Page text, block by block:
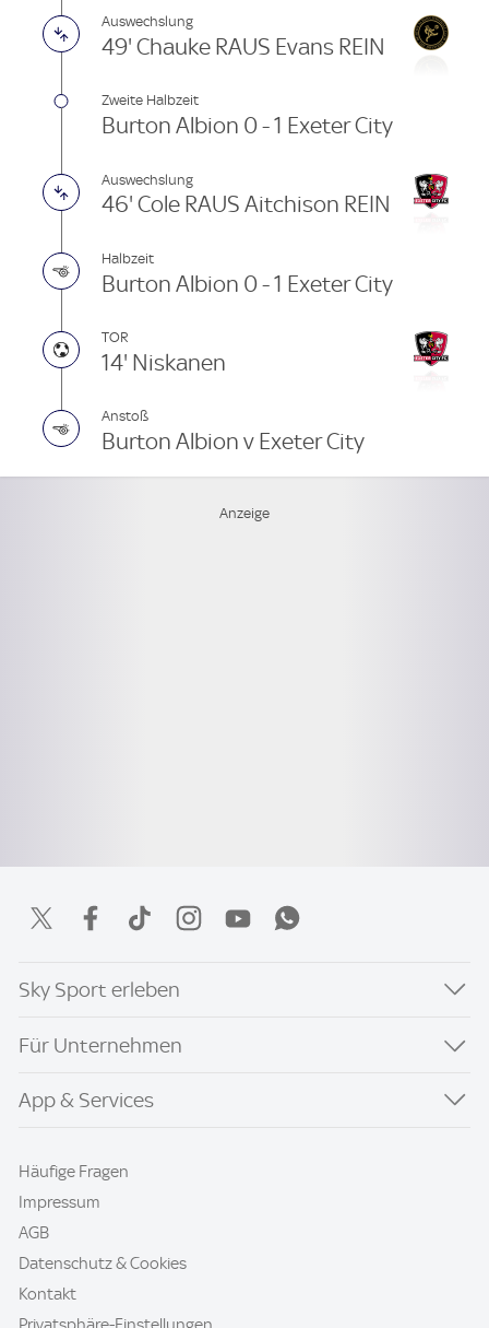
Auswechslung
49' Chauke RAUS Evans REIN
Zweite Halbzeit
Burton Albion 0 - 1 Exeter City
Auswechslung
46' Cole RAUS Aitchison REIN
Halbzeit
Burton Albion 0 - 1 Exeter City
TOR
14' Niskanen
Anstoß
Burton Albion v Exeter City
Sky Sport erleben
Für Unternehmen
App & Services
Häufige Fragen
Impressum
AGB
Datenschutz & Cookies
Kontakt